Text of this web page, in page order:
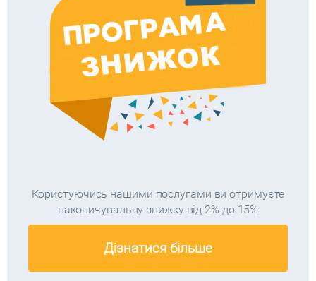
Користуючись нашими послугами ви отримуєте
накопичувальну знижку від 2% до 15%
Дізнатися більше